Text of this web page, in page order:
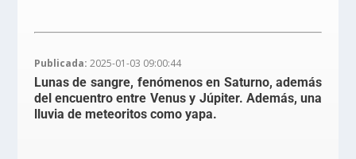
Publicada: 2025-01-03 09:00:44
Lunas de sangre, fenómenos en Saturno, además
del encuentro entre Venus y Júpiter. Además, una
lluvia de meteoritos como yapa.